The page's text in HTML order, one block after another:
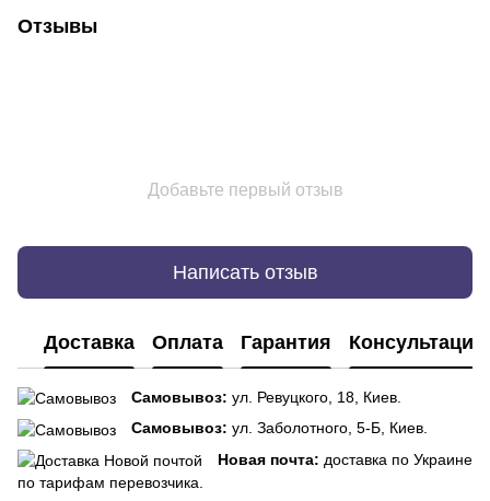
Отзывы
Добавьте первый отзыв
Написать отзыв
Доставка Оплата Гарантия Консультация
Самовывоз: ул. Ревуцкого, 18, Киев.
Самовывоз: ул. Заболотного, 5-Б, Киев.
Новая почта: доставка по Украине
по тарифам перевозчика.